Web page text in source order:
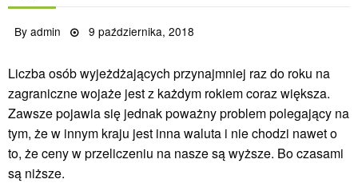
Byadmin
Posted
9 października, 2018
Liczba osób wyjeżdżających przynajmniej raz do roku na
zagraniczne wojaże jest z każdym rokiem coraz większa.
Zawsze pojawia się jednak poważny problem polegający na
tym, że w innym kraju jest inna waluta i nie chodzi nawet o
to, że ceny w przeliczeniu na nasze są wyższe. Bo czasami
są niższe.